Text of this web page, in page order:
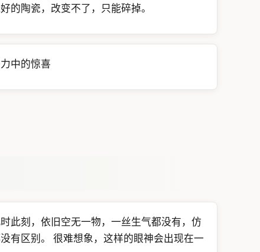
的陶瓷，改变不了，只能碎掉。
中的惊喜
此刻，依旧空无一物，一丝生气都没有，仿
有区别。 很难想象，这样的眼神会出现在一